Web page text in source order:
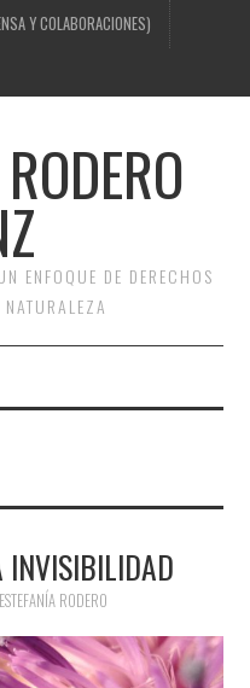
Y COLABORACIONES)
ENFOQUE DE DERECHOS
INVISIBILIDAD
ESTEFANÍA RODERO